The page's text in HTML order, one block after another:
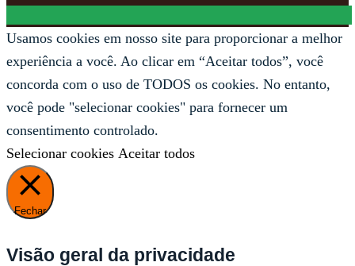
Usamos cookies em nosso site para proporcionar a melhor
experiência a você. Ao clicar em “Aceitar todos”, você
concorda com o uso de TODOS os cookies. No entanto,
você pode "selecionar cookies" para fornecer um
consentimento controlado.
Selecionar cookies Aceitar todos
Fechar
Visão geral da privacidade